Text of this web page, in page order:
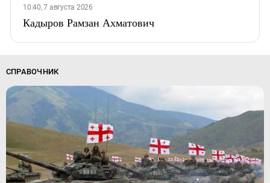
10:40, 7 августа 2026
Кадыров Рамзан Ахматович
СПРАВОЧНИК